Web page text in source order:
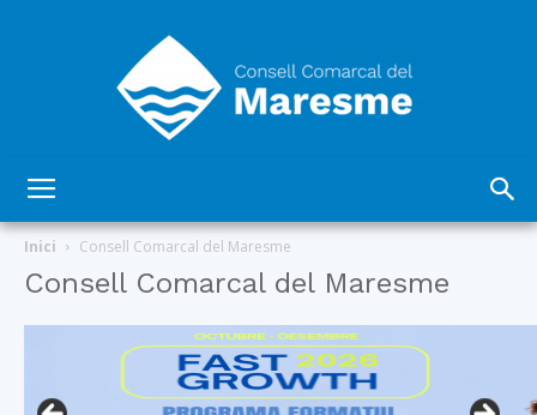
Inici Consell Comarcal del Maresme
Consell Comarcal del Maresme